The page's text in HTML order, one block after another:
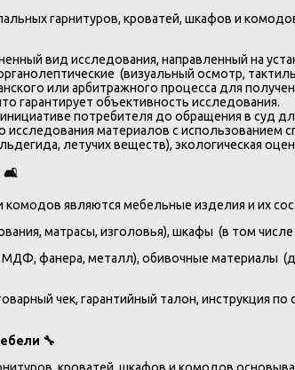
гарнитуров, кроватей, шкафов и
вид исследования, направленный на
(визуальный осмотр,
или арбитражного процесса для
гарантирует объективность исследования.
потребителя до обращения в суд
исследования материалов с использованием
летучих веществ), экологическая
🛋️
являются мебельные изделия и их
матрасы, изголовья), шкафы (в том
МДФ, фанера, металл), обивочные материалы
чек, гарантийный талон, инструкция
🔧
кроватей, шкафов и комодов